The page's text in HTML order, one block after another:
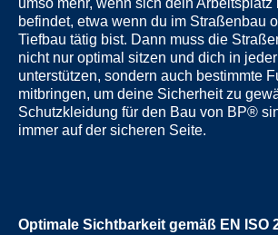
befindet, etwa wenn du im Straßenbau
Tiefbau tätig bist. Dann muss die
nicht nur optimal sitzen und dich in
unterstützen, sondern auch bestimmte
mitbringen, um deine Sicherheit zu
Schutzkleidung für den Bau von BP®
immer auf der sicheren Seite.
Optimale Sichtbarkeit gemäß EN ISO